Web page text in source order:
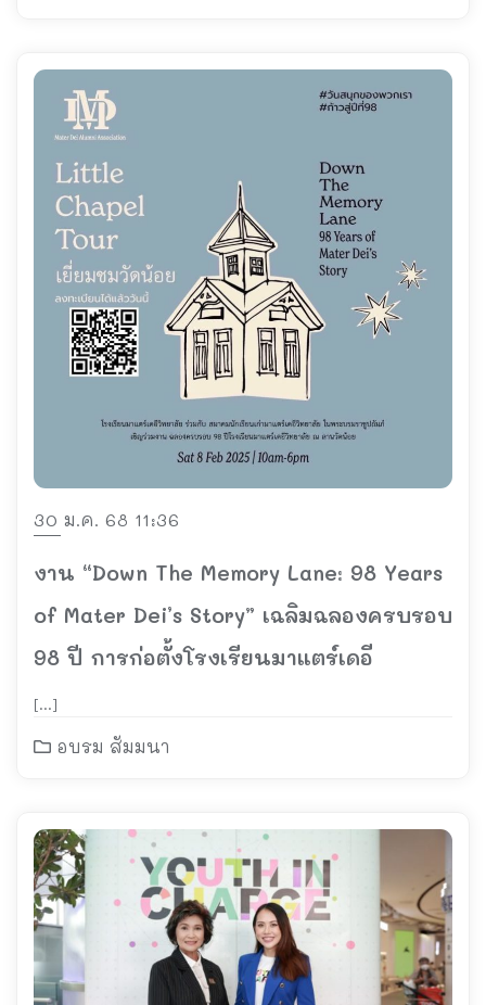
30 ม.ค. 68 11:36
งาน “Down The Memory Lane: 98 Years
of Mater Dei’s Story” เฉลิมฉลองครบรอบ
98 ปี การก่อตั้งโรงเรียนมาแตร์เดอี
[…]
อบรม สัมมนา